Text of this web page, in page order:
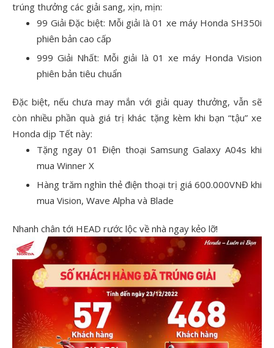
trúng thưởng các giải sang, xịn, mịn:
99 Giải Đặc biệt: Mỗi giải là 01 xe máy Honda SH350i
phiên bản cao cấp
999 Giải Nhất: Mỗi giải là 01 xe máy Honda Vision
phiên bản tiêu chuẩn
Đặc biệt, nếu chưa may mắn với giải quay thưởng, vẫn sẽ
còn nhiều phần quà giá trị khác tặng kèm khi bạn “tậu” xe
Honda dịp Tết này:
Tặng ngay 01 Điện thoại Samsung Galaxy A04s khi
mua Winner X
Hàng trăm nghìn thẻ điện thoại trị giá 600.000VNĐ khi
mua Vision, Wave Alpha và Blade
Nhanh chân tới HEAD rước lộc về nhà ngay kẻo lỡ!